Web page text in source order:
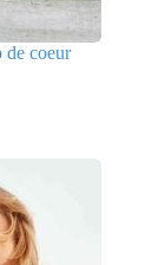
de coeur